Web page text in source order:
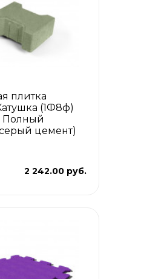
плитка
(1Ф8ф)
Полный
цемент)
2 242.00 руб.